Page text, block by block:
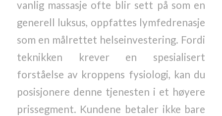
vanlig massasje ofte blir sett på som en
generell luksus, oppfattes lymfedrenasje
som en målrettet helseinvestering. Fordi
teknikken krever en spesialisert
forståelse av kroppens fysiologi, kan du
posisjonere denne tjenesten i et høyere
prissegment. Kundene betaler ikke bare